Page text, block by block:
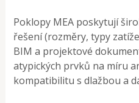
Poklopy MEA poskytují
řešení (rozměry, typy
BIM a projektové
atypických prvků na míru
kompatibilitu s dlažbou a